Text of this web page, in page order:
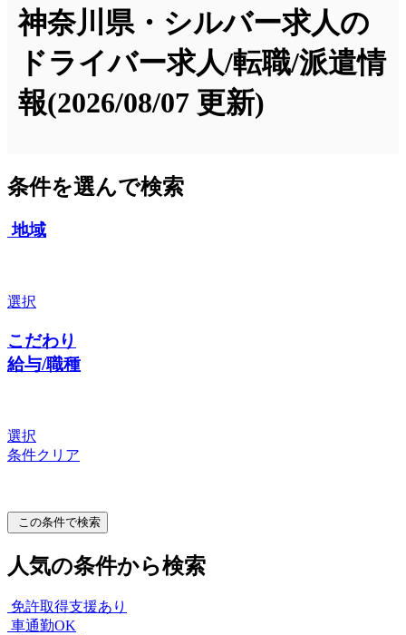
神奈川県・シルバー求人の
ドライバー求人/転職/派遣情
報(2026/08/07 更新)
条件を選んで検索
地域
選択
こだわり
給与/職種
選択
条件クリア
この条件で検索
人気の条件から検索
免許取得支援あり
車通勤OK